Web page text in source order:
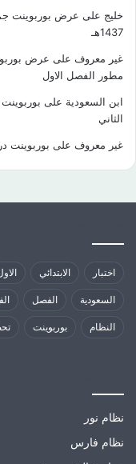
خليج على عرض بوربوينت
1437هـ
غير معروف على عرض
مطور الفصل الاول
ابن السعودية على
الثاني
غير معروف على بوربوينت
اختبار الابتدائي
السعودية الفصل
النظام بوربوينت
نظام نور
نظام فارس